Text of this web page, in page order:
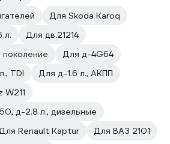
Для Skoda Karoq
л.
Для дв.21214
Для д-4G64
TDI
Для д-1.6 л., АКПП
д-2.8 л., дизельные
Renault Kaptur
Для ВАЗ 2101